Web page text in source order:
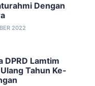
Dengan
2022
DPRD Lamtim
Tahun Ke-